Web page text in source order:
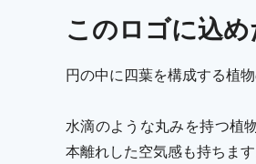
このロゴに込
円の中に四葉を構成する植物
水滴のような丸みを持つ植
本離れした空気感も持ちます